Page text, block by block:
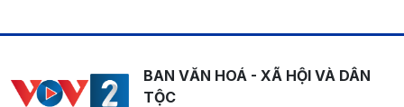
BAN VĂN HOÁ - XÃ HỘI VÀ DÂN
TỘC